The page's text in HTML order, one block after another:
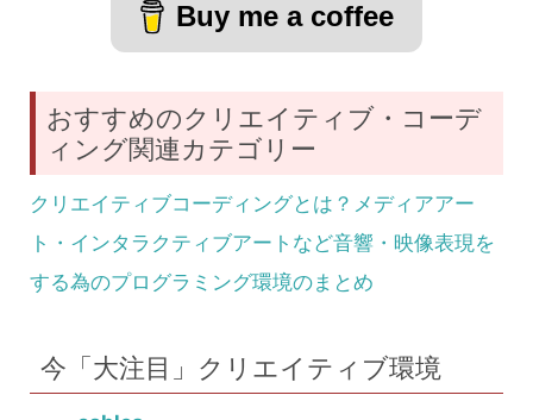
Buy me a coffee
おすすめのクリエイティブ・コーデ
ィング関連カテゴリー
クリエイティブコーディングとは？メディアアー
ト・インタラクティブアートなど音響・映像表現を
する為のプログラミング環境のまとめ
今「大注目」クリエイティブ環境